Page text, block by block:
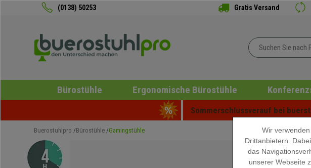
(0138) 50253 Gratis Versand
Bürostühle Ergonomische Bürostühle
Sommerschlussverauf bei
Buerostuhlpro Bürostühle Gamingstühle
Wir
Drittanbietern.
das
unserer Webseite